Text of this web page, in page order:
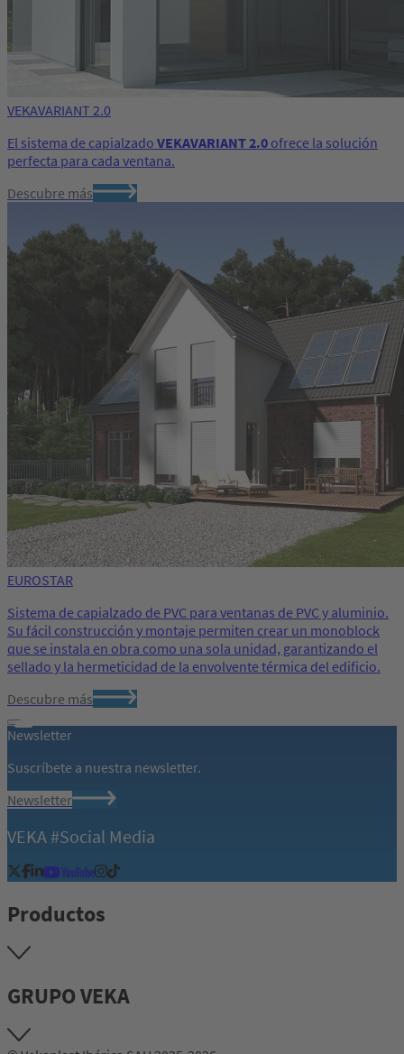
VEKAVARIANT 2.0
El sistema de capialzado VEKAVARIANT 2.0 ofrece la solución
perfecta para cada ventana.
Descubre más
EUROSTAR
Sistema de capialzado de PVC para ventanas de PVC y aluminio.
Su fácil construcción y montaje permiten crear un monoblock
que se instala en obra como una sola unidad, garantizando el
sellado y la hermeticidad de la envolvente térmica del edificio.
Descubre más
Newsletter
Suscríbete a nuestra newsletter.
Newsletter
VEKA #Social Media
Productos
GRUPO VEKA